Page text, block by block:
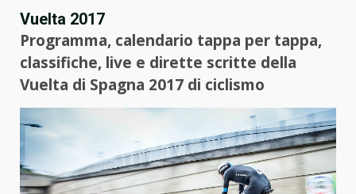
Vuelta 2017
Programma, calendario tappa per tappa,
classifiche, live e dirette scritte della
Vuelta di Spagna 2017 di ciclismo